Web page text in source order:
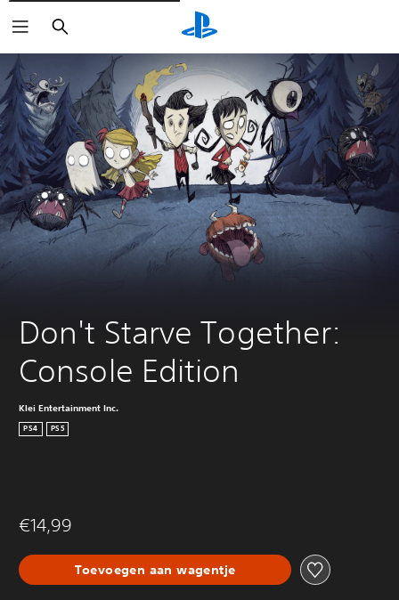
Zoeken
Don't Starve Together:
Console Edition
Klei Entertainment Inc.
PS4 PS5
€14,99
Toevoegen aan wagentje